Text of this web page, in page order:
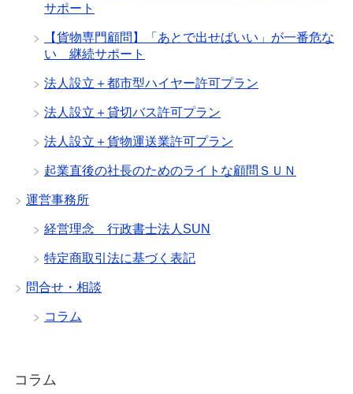
サポート
【貨物専門顧問】「あとで出せばいい」が一番危な
い 継続サポート
法人設立＋都市型ハイヤー許可プラン
法人設立＋貸切バス許可プラン
法人設立＋貨物運送業許可プラン
起業直後の社長のためのライトな顧問ＳＵＮ
運営事務所
経営理念 行政書士法人SUN
特定商取引法に基づく表記
問合せ・相談
コラム
コラム